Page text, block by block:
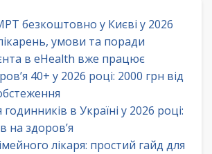
безкоштовно у Києві у 2026
умови та поради
в eHealth вже працює
40+ у 2026 році: 2000 грн від
в Україні у 2026 році:
на здоров’я
лікаря: простий гайд для